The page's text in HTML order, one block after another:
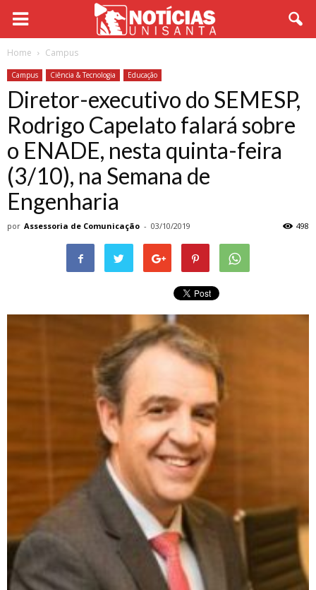
Home Campus
Campus Ciência & Tecnologia Educação
Diretor-executivo do SEMESP,
Rodrigo Capelato falará sobre
o ENADE, nesta quinta-feira
(3/10), na Semana de
Engenharia
por Assessoria de Comunicação - 03/10/2019 498